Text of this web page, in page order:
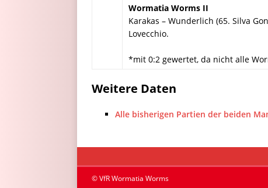
Wormatia Worms II
Karakas – Wunderlich (65. Silva
Lovecchio.
*mit 0:2 gewertet, da nicht alle
Weitere Daten
Alle bisherigen Partien der beiden
© VfR Wormatia Worms